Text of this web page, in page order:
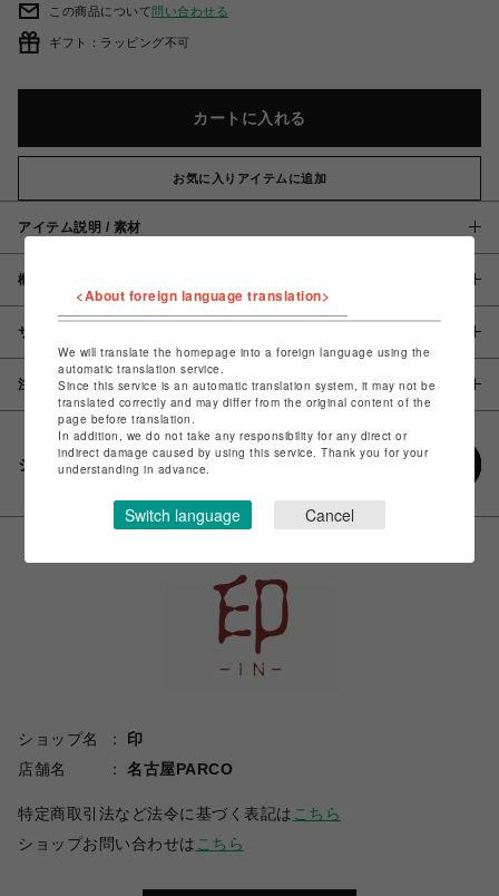
この商品について問い合わせる
ギフト：ラッピング不可
カートに入れる
お気に入りアイテムに追加
アイテム説明 / 素材
概要
サイズ
注意事項
シェアする
ショップ名
印
店舗名
名古屋PARCO
特定商取引法など法令に基づく表記は こちら
ショップお問い合わせは こちら
<About foreign language translation>
We will translate the homepage into a foreign language using the
automatic translation service.
Since this service is an automatic translation system, it may not be
translated correctly and may differ from the original content of the
page before translation.
In addition, we do not take any responsibility for any direct or
indirect damage caused by using this service. Thank you for your
understanding in advance.
Switch language Cancel